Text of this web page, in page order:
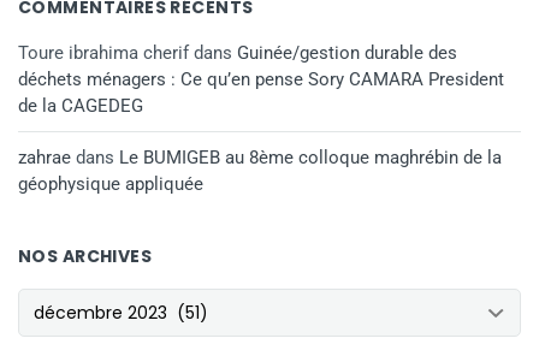
COMMENTAIRES RÉCENTS
Toure ibrahima cherif dans Guinée/gestion durable des
déchets ménagers : Ce qu’en pense Sory CAMARA President
de la CAGEDEG
zahrae dans Le BUMIGEB au 8ème colloque maghrébin de la
géophysique appliquée
NOS ARCHIVES
NOS ARCHIVES